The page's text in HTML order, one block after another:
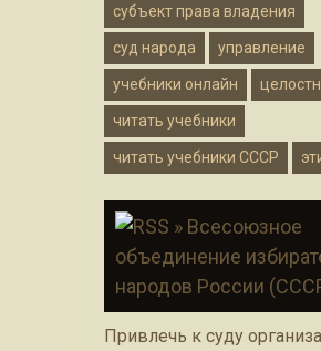
субъект права владения
суд народа управление
учебники онлайн
читать учебники
читать учебники СССР
» Всесоюзное
объединение
народов России
Привлечь к суду